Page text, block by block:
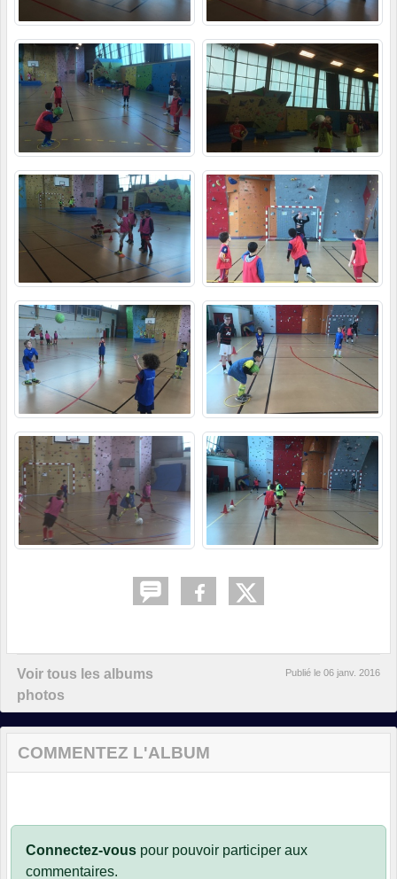
Voir tous les albums
photos
Publié le 06 janv. 2016
COMMENTEZ L'ALBUM
Connectez-vous pour pouvoir participer aux
commentaires.